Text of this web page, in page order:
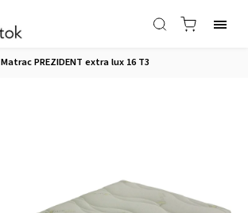
Matrac PREZIDENT extra lux 16 T3